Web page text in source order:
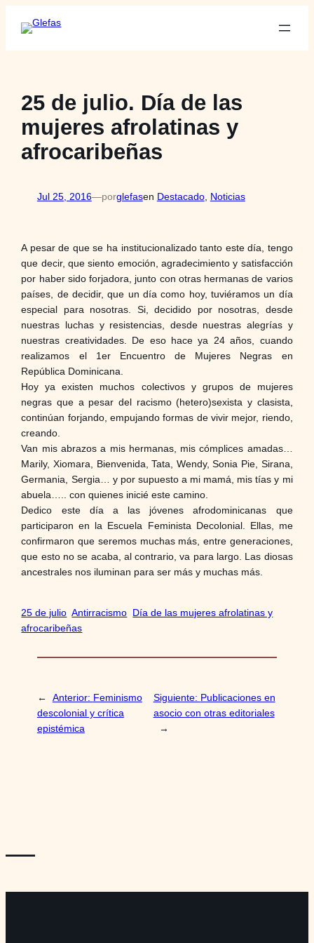
25 de julio. Día de las
mujeres afrolatinas y
afrocaribeñas
Jul 25, 2016—porglefasen Destacado, Noticias
A pesar de que se ha institucionalizado tanto este día, tengo
que decir, que siento emoción, agradecimiento y satisfacción
por haber sido forjadora, junto con otras hermanas de varios
países, de decidir, que un día como hoy, tuviéramos un día
especial para nosotras. Si, decidido por nosotras, desde
nuestras luchas y resistencias, desde nuestras alegrías y
nuestras creatividades. De eso hace ya 24 años, cuando
realizamos el 1er Encuentro de Mujeres Negras en
República Dominicana.
Hoy ya existen muchos colectivos y grupos de mujeres
negras que a pesar del racismo (hetero)sexista y clasista,
continúan forjando, empujando formas de vivir mejor, riendo,
creando.
Van mis abrazos a mis hermanas, mis cómplices amadas…
Marily, Xiomara, Bienvenida, Tata, Wendy, Sonia Pie, Sirana,
Germania, Sergia… y por supuesto a mi mamá, mis tías y mi
abuela….. con quienes inicié este camino.
Dedico este día a las jóvenes afrodominicanas que
participaron en la Escuela Feminista Decolonial. Ellas, me
confirmaron que seremos muchas más, entre generaciones,
que esto no se acaba, al contrario, va para largo. Las diosas
ancestrales nos iluminan para ser más y muchas más.
25 de julio Antirracismo Día de las mujeres afrolatinas y
afrocaribeñas
← Anterior: Feminismo
descolonial y crítica
epistémica
Siguiente: Publicaciones en
asocio con otras editoriales
→
—